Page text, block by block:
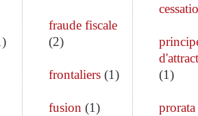
)
fraude fiscale
(2)
frontaliers(1)
fusion (1)
(1)
prorata